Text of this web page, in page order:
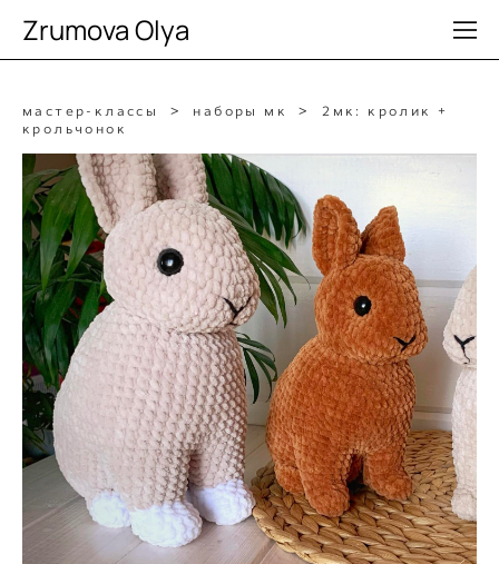
Zrumova Olya
мастер-классы > наборы мк >
2мк: кролик +
крольчонок